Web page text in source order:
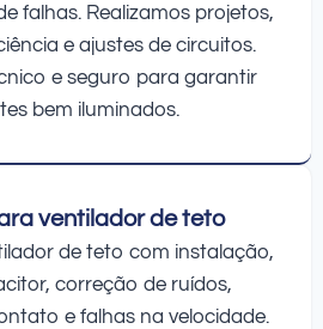
falhas. Realizamos projetos,
e ajustes de circuitos.
e seguro para garantir
bem iluminados.
ventilador de teto
de teto com instalação,
correção de ruídos,
e falhas na velocidade.